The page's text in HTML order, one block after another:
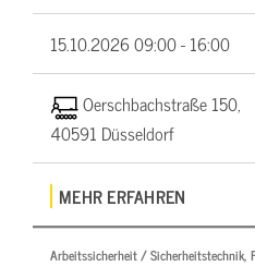
15.10.202609:00 - 16:00
Oerschbachstraße 150,
40591 Düsseldorf
MEHR ERFAHREN
Arbeitssicherheit / Sicherheitstechnik,